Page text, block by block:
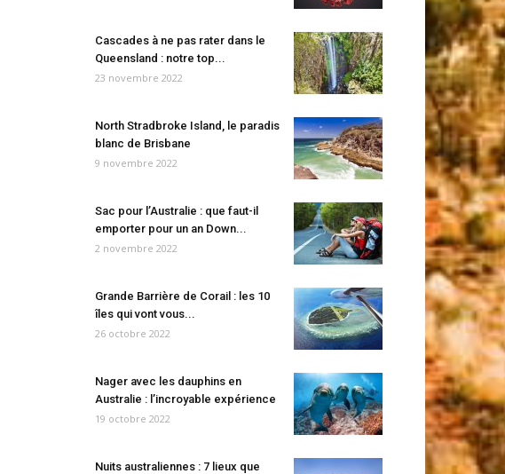
Cascades à ne pas rater dans le
Queensland : notre top...
23 novembre 2022
North Stradbroke Island, le paradis
blanc de Brisbane
9 novembre 2022
Sac pour l’Australie : que faut-il
emporter pour un an Down...
2 novembre 2022
Grande Barrière de Corail : les 10
îles qui vont vous...
26 octobre 2022
Nager avec les dauphins en
Australie : l’incroyable expérience
19 octobre 2022
Nuits australiennes : 7 lieux que